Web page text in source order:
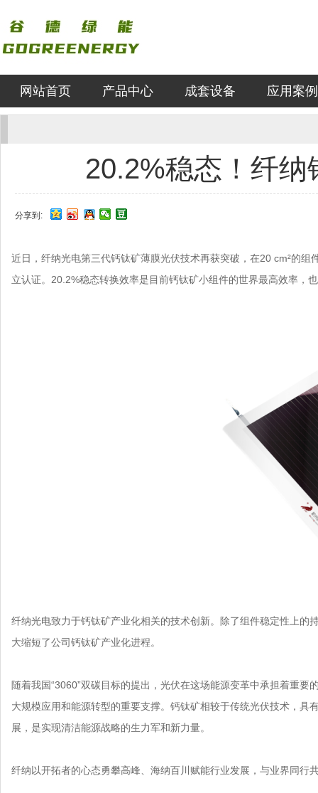
网站首页 产品中心 成套设备 应用案例
20.2%稳态！纤
分享到:
近日，纤纳光电第三代钙钛矿薄膜光伏技术再获突破，在20 cm²的
立认证。20.2%稳态转换效率是目前钙钛矿小组件的世界最高效率，
纤纳光电致力于钙钛矿产业化相关的技术创新。除了组件稳定性上
大缩短了公司钙钛矿产业化进程。
随着我国“3060”双碳目标的提出，光伏在这场能源变革中承担着重
大规模应用和能源转型的重要支撑。钙钛矿相较于传统光伏技术，
展，是实现清洁能源战略的生力军和新力量。
纤纳以开拓者的心态勇攀高峰、海纳百川赋能行业发展，与业界同